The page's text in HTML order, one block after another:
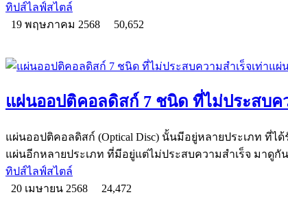
ทิปส์ไลฟ์สไตล์
19 พฤษภาคม 2568
50,652
แผ่นออปติคอลดิสก์ 7 ชนิด ที่ไม่ประสบค
แผ่นออปติคอลดิสก์ (Optical Disc) นั้นมีอยู่หลายประเภท ที่ไ
แผ่นอีกหลายประเภท ที่มีอยู่แต่ไม่ประสบความสำเร็จ มาดูกัน
ทิปส์ไลฟ์สไตล์
20 เมษายน 2568
24,472